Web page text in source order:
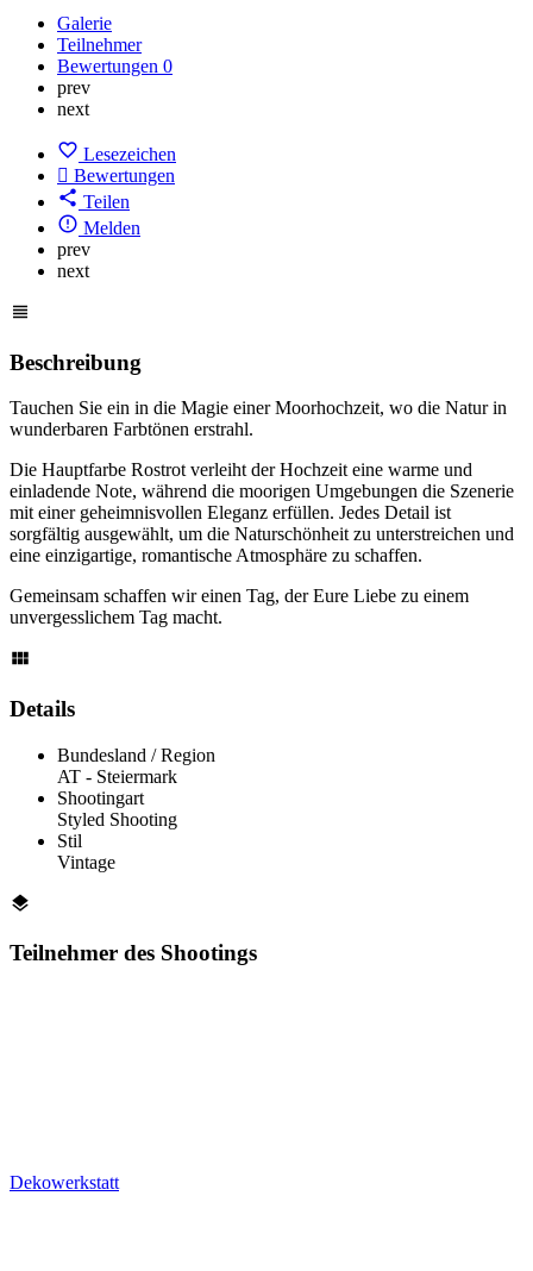
Galerie
Teilnehmer
Bewertungen 0
prev
next
Lesezeichen
Bewertungen
Teilen
Melden
prev
next
Beschreibung
Tauchen Sie ein in die Magie einer Moorhochzeit, wo die Natur in
wunderbaren Farbtönen erstrahl.
Die Hauptfarbe Rostrot verleiht der Hochzeit eine warme und
einladende Note, während die moorigen Umgebungen die Szenerie
mit einer geheimnisvollen Eleganz erfüllen. Jedes Detail ist
sorgfältig ausgewählt, um die Naturschönheit zu unterstreichen und
eine einzigartige, romantische Atmosphäre zu schaffen.
Gemeinsam schaffen wir einen Tag, der Eure Liebe zu einem
unvergesslichem Tag macht.
Details
Bundesland / Region
AT - Steier­mark
Shootingart
Styled Shooting
Stil
Vintage
Teilnehmer des Shootings
Dekowerkstatt